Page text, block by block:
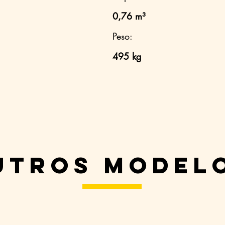
0,76 m³
Peso:
495 kg